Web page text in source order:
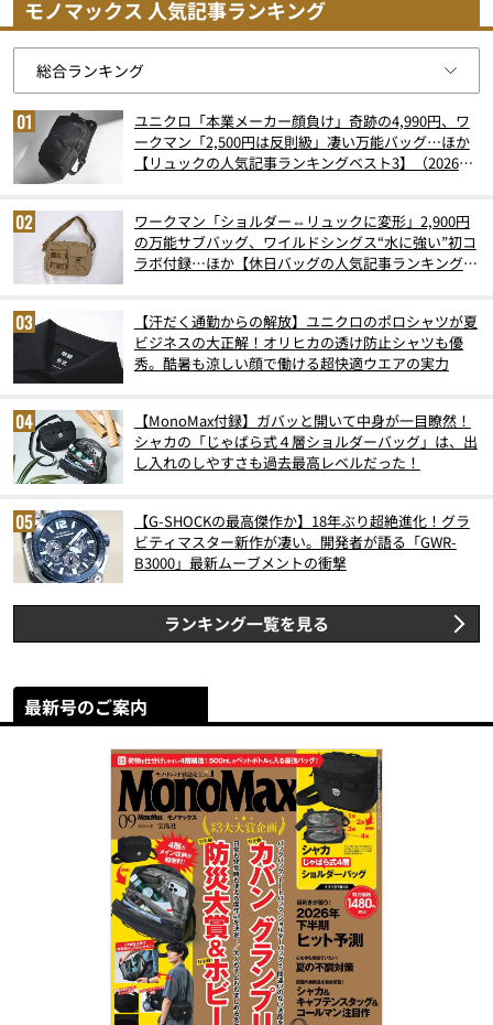
モノマックス 人気記事ランキング
ユニクロ「本業メーカー顔負け」奇跡の4,990円、ワ
ークマン「2,500円は反則級」凄い万能バッグ…ほか
【リュックの人気記事ランキングベスト3】（2026年
ワークマン「ショルダー⇔リュックに変形」2,900円
の万能サブバッグ、ワイルドシングス“水に強い”初コ
ラボ付録…ほか【休日バッグの人気記事ランキングベ
【汗だく通勤からの解放】ユニクロのポロシャツが夏
ビジネスの大正解！オリヒカの透け防止シャツも優
秀。酷暑も涼しい顔で働ける超快適ウエアの実力
【MonoMax付録】ガバッと開いて中身が一目瞭然！
シャカの「じゃばら式４層ショルダーバッグ」は、出
し入れのしやすさも過去最高レベルだった！
【G-SHOCKの最高傑作か】18年ぶり超絶進化！グラ
ビティマスター新作が凄い。開発者が語る「GWR-
B3000」最新ムーブメントの衝撃
ランキング一覧を見る
最新号のご案内